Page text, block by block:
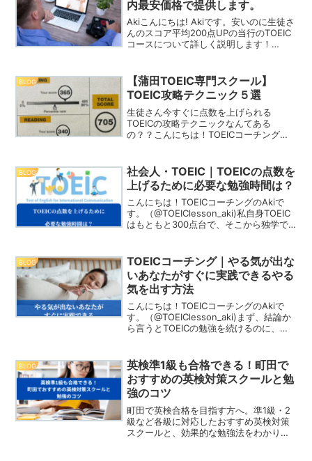
内最安価格で提供します。
Akiこんにちは! Akiです。安いのに生徒さ
んのスコア平均200点UPの当行のTOEIC
コースについて詳しく説明します！
びない」「マンツーマンで格安でTOEIC
を...
BLOG
【蒲田TOEIC専門スクール】
TOEIC攻略テクニック５選
生徒さん今すぐに点数を上げられる
TOEICの攻略テクニックなんてある
の？？こんにちは！TOEICコーチングを
クニックを知っているか知らないかで
ス...
BLOG
社会人・TOEIC｜TOEICの点数を
上げるために必要な勉強時間は？
こんにちは！TOEICコーチングのAkiで
す。（@TOEIClesson_aki)私自身TOEIC
はもともと300点台で、そこから独学で
インスタも更新してますので...
BLOG
TOEICコーチング｜やる気が出な
いあなたがすぐに実践できるやる
気を出す方法
こんにちは！TOEICコーチングのAkiで
す。（@TOEIClesson_aki)まず、結論か
ら言うとTOEICの勉強を続けるのに、
動として、TOEIC学習を入れてしま...
BLOG
英検準1級も合格できる！町田で
おすすめの英検対策スクールと勉
強のコツ
町田で英検合格を目指す方へ。準1級・2
級など各級に対応したおすすめ英検対策
スクールと、効果的な勉強法をわかりや